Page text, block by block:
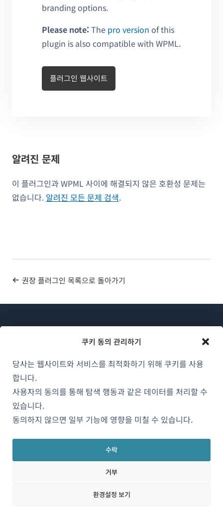
쿠키 동의 관리하기
당사는 웹사이트와 서비스를 최적화하기 위해 쿠키를 사용
합니다.
사용자의 동의를 통해 탐색 행동과 같은 데이터를 처리할 수
있습니다.
동의하지 않으면 일부 기능에 영향을 미칠 수 있습니다.
수락
거부
환경설정 보기
branding options.
Please note: The pro version of this
plugin is also compatible with WPML.
플러그인 웹사이트
알려진 문제
이 플러그인과 WPML 사이에 해결되지 않은 호환성 문제는
없습니다. 알려진 모든 문제 검색.
권장 플러그인 목록으로 돌아가기
OnTheGoSystems Limited
한국어
WPML 소개
GDPR 및 개인정보 처리방침
창
열
(새
창
서
(새
창
에
서
열
(새
창
서